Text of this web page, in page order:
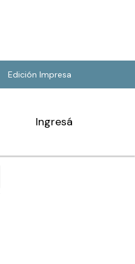
Edición Impresa
Ingresá